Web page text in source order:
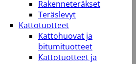
Rakenneteräkset
Teräslevyt
Kattotuotteet
Kattohuovat ja
bitumituotteet
Kattotuotteet ja